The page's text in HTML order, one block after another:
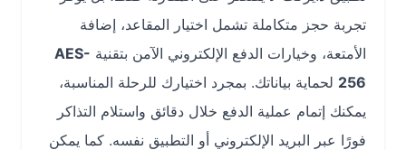
تجربة حجز متكاملة تشمل اختيار المقاعد، إضافة
الأمتعة، وخيارات الدفع الإلكتروني الآمن بتقنية AES-
لحماية بياناتك. بمجرد اختيارك للرحلة المناسبة،
يمكنك إتمام عملية الدفع خلال دقائق واستلام التذاكر
فورًا عبر البريد الإلكتروني أو التطبيق نفسه. كما يمكن